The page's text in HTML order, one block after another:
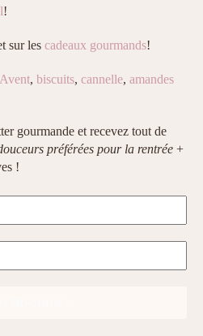
!
sur les cadeaux gourmands!
Avent, biscuits, cannelle, amandes
gourmande et recevez tout de
préférées pour la rentrée +
!